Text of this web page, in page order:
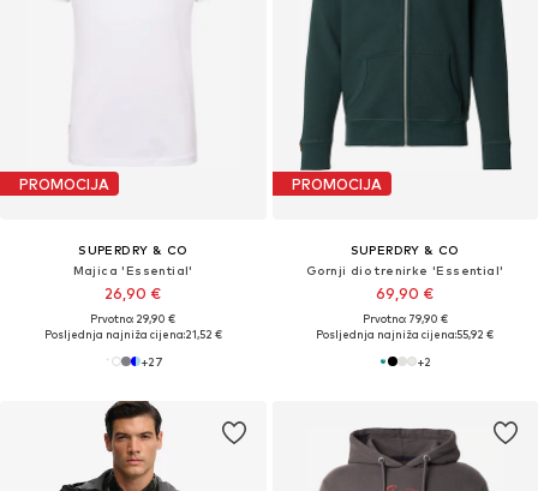
PROMOCIJA
SUPERDRY & CO
Majica 'Essential'
26,90 €
Prvotno: 29,90 €
Posljednja najniža cijena:21,52 €
+27
PROMOCIJA
SUPERDRY & CO
Gornji dio trenirke 'Essential'
69,90 €
Prvotno: 79,90 €
Posljednja najniža cijena:55,92 €
+2